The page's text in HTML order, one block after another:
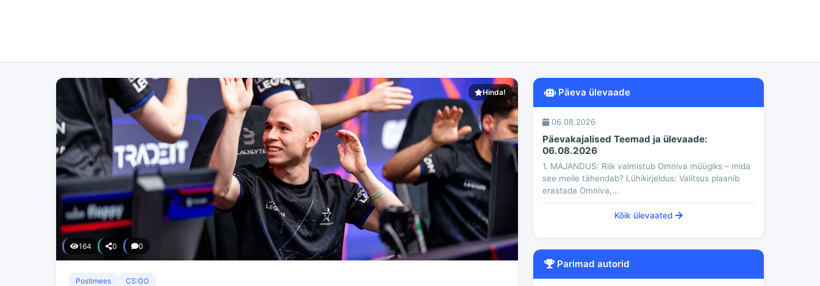
Hinda!
164 0 0
Postimees CS:GO
Päeva ülevaade
06.08.2026
Päevakajalised Teemad ja ülevaade:
06.08.2026
1. MAJANDUS: Riik valmistub Omniva müügiks – mida
see meile tähendab? Lühikirjeldus: Valitsus plaanib
erastada Omniva,...
Kõik ülevaated
Parimad autorid